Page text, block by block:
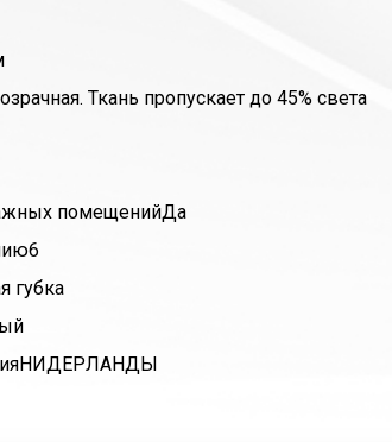
Ткань пропускает до 45% света
помещенийДа
6
губка
НИДЕРЛАНДЫ